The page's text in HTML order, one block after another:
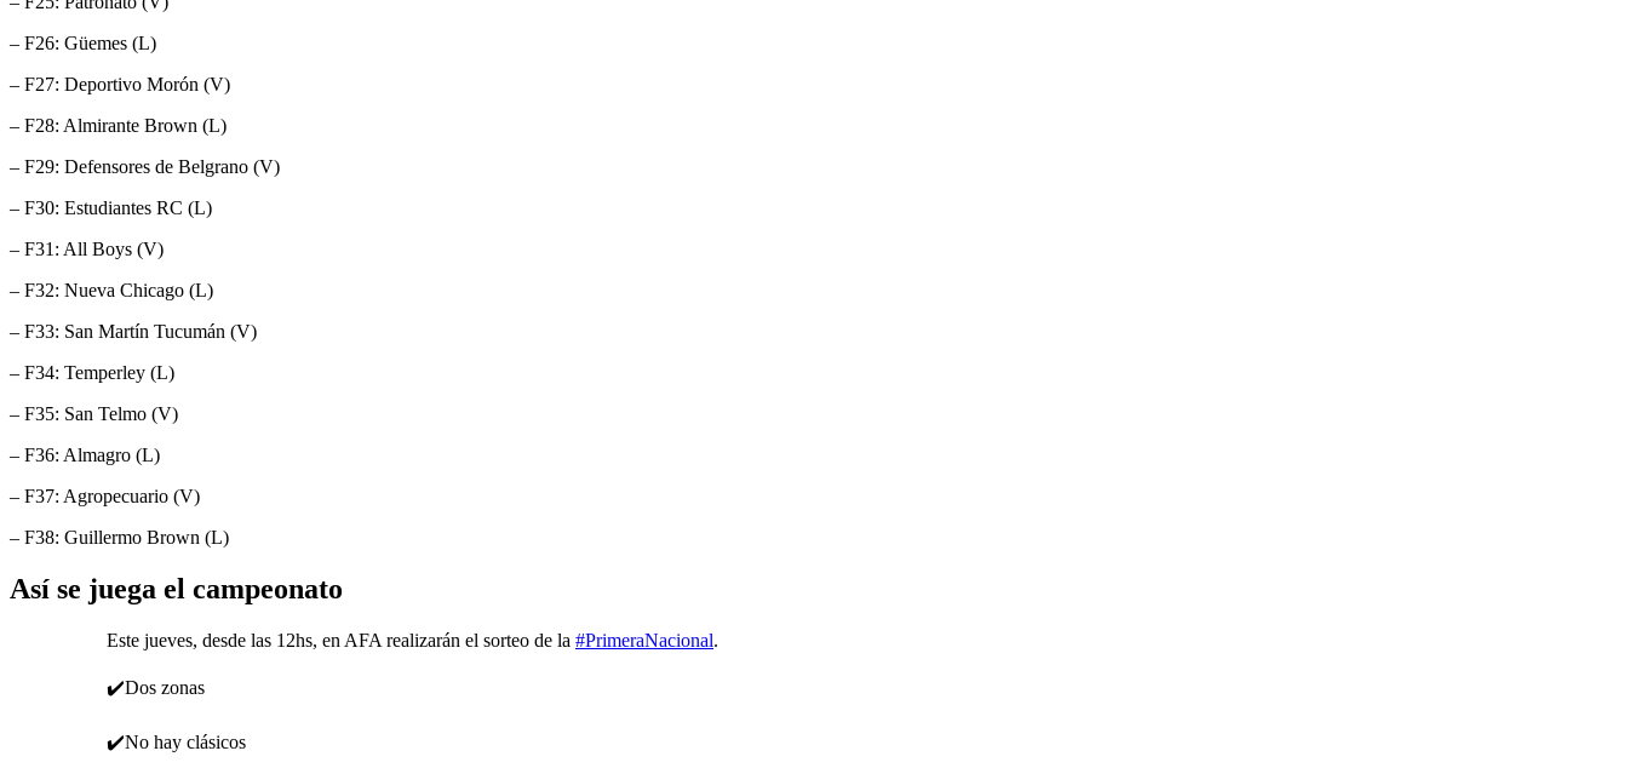
– F26: Güemes (L)
– F27: Deportivo Morón (V)
– F28: Almirante Brown (L)
– F29: Defensores de Belgrano (V)
– F30: Estudiantes RC (L)
– F31: All Boys (V)
– F32: Nueva Chicago (L)
– F33: San Martín Tucumán (V)
– F34: Temperley (L)
– F35: San Telmo (V)
– F36: Almagro (L)
– F37: Agropecuario (V)
– F38: Guillermo Brown (L)
Así se juega el campeonato
Este jueves, desde las 12hs, en AFA realizarán el sorteo de la #PrimeraNacional.
✔️Dos zonas
✔️No hay clásicos